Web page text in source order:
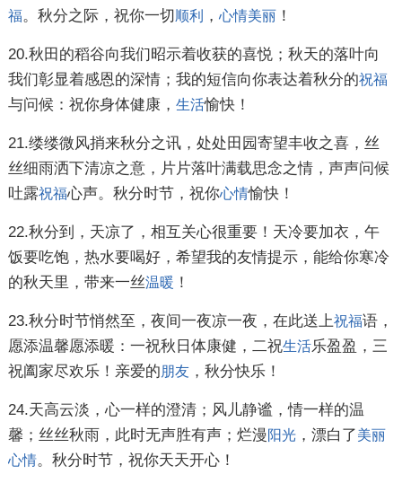
福。秋分之际，祝你一切顺利 ， 心情美丽！
20.秋田的稻谷向我们昭示着收获的喜悦；秋天的落叶向
我们彰显着感恩的深情；我的短信向你表达着秋分的祝福
与问候：祝你身体健康， 生活愉快！
21.缕缕微风捎来秋分之讯，处处田园寄望丰收之喜，丝
丝细雨洒下清凉之意，片片落叶满载思念之情，声声问候
吐露祝福心声。秋分时节，祝你心情愉快！
22.秋分到，天凉了，相互关心很重要！天冷要加衣，午
饭要吃饱，热水要喝好，希望我的友情提示，能给你寒冷
的秋天里，带来一丝温暖 ！
23.秋分时节悄然至，夜间一夜凉一夜，在此送上祝福语，
愿添温馨愿添暖：一祝秋日体康健，二祝生活乐盈盈，三
祝阖家尽欢乐！亲爱的朋友，秋分快乐！
24.天高云淡，心一样的澄清；风儿静谧，情一样的温
馨；丝丝秋雨，此时无声胜有声；烂漫阳光，漂白了美丽
心情。秋分时节，祝你天天开心！